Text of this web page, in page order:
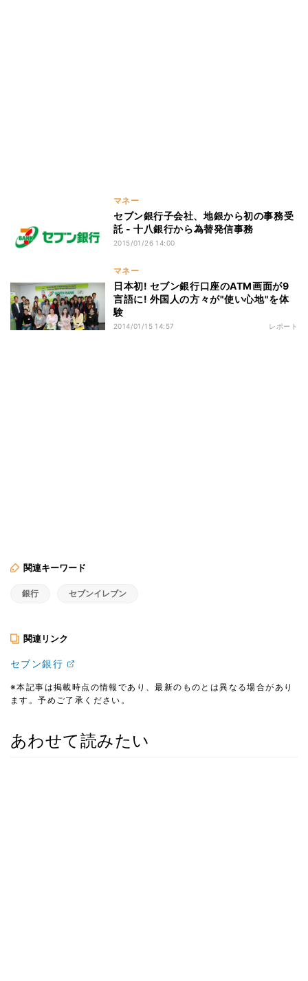
マネー
セブン銀行子会社、地銀から初の事務受
託 - 十八銀行から為替発信事務
2015/01/26 14:00
マネー
日本初! セブン銀行口座のATM画面が9
言語に! 外国人の方々が"使い心地"を体
験
2014/01/15 14:57 レポート
関連キーワード
銀行 セブンイレブン
関連リンク
セブン銀行
※本記事は掲載時点の情報であり、最新のものとは異なる場合があり
ます。予めご了承ください。
あわせて読みたい